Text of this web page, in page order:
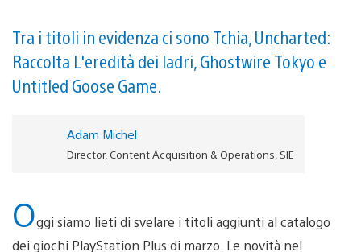
Tra i titoli in evidenza ci sono Tchia, Uncharted:
Raccolta L'eredità dei ladri, Ghostwire Tokyo e
Untitled Goose Game.
Adam Michel
Director, Content Acquisition & Operations, SIE
Oggi siamo lieti di svelare i titoli aggiunti al catalogo
dei giochi PlayStation Plus di marzo. Le novità nel